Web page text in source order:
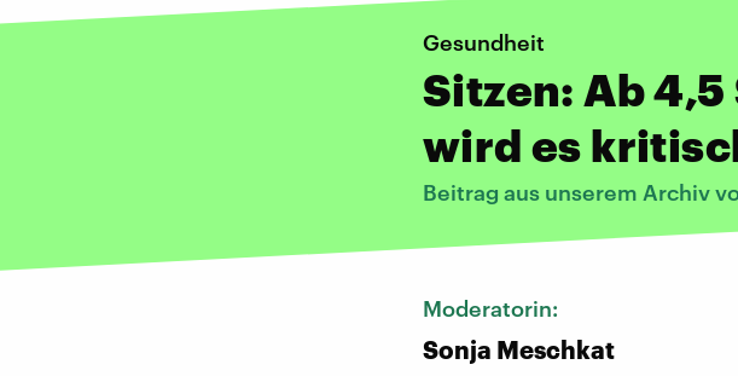
Gesundheit
Sitzen: Ab 4,5
wird es
Beitrag aus unserem Archiv
Moderatorin:
Sonja Meschkat